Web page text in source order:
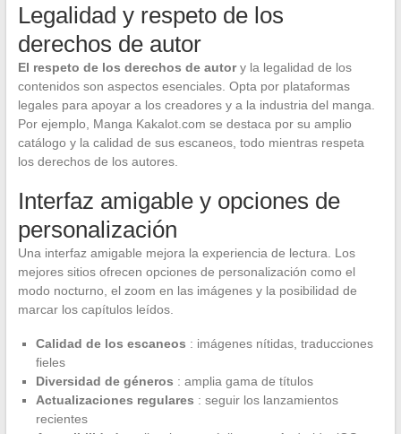
Legalidad y respeto de los
derechos de autor
El respeto de los derechos de autory la legalidad de los
contenidos son aspectos esenciales. Opta por plataformas
legales para apoyar a los creadores y a la industria del manga.
Por ejemplo, Manga Kakalot.com se destaca por su amplio
catálogo y la calidad de sus escaneos, todo mientras respeta
los derechos de los autores.
Interfaz amigable y opciones de
personalización
Una interfaz amigable mejora la experiencia de lectura. Los
mejores sitios ofrecen opciones de personalización como el
modo nocturno, el zoom en las imágenes y la posibilidad de
marcar los capítulos leídos.
Calidad de los escaneos : imágenes nítidas, traducciones
fieles
Diversidad de géneros : amplia gama de títulos
Actualizaciones regulares : seguir los lanzamientos
recientes